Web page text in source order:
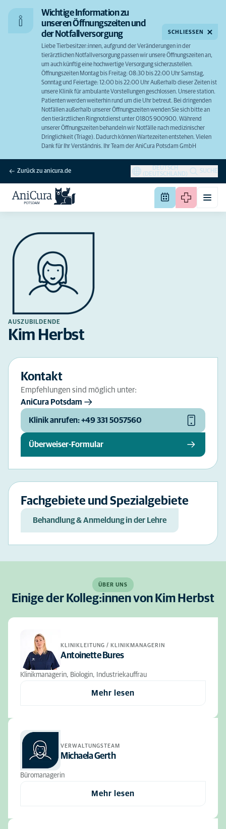
Wichtige Information zu
unseren Öffnungszeiten und
der Notfallversorgung
Liebe Tierbesitzer:innen, aufgrund der Veränderungen in der
tierärztlichen Notfallversorgung passen wir unsere Öffnungszeiten an,
um auch künftig eine hochwertige Versorgung sicherzustellen.
Öffnungszeiten Montag bis Freitag: 08:30 bis 22:00 Uhr Samstag,
Sonntag und Feiertage: 12:00 bis 22:00 Uhr Außerhalb dieser Zeiten ist
unsere Klinik für ambulante Vorstellungen geschlossen. Unsere station.
Patienten werden weiterhin rund um die Uhr betreut. Bei dringenden
Notfällen außerhalb unserer Öffnungszeiten wenden Sie sich bitte an
den tierärztlichen Ringnotdienst unter 01805 900900. Während
unserer Öffnungszeiten behandeln wir Notfälle nach medizinischer
Dringlichkeit (Triage). Dadurch können Wartezeiten entstehen. Vielen
Dank für Ihr Verständnis. Ihr Team der AniCura Potsdam GmbH
SCHLIESSEN
Zurück zu anicura.de
DEUTSCH
(DEUTSCHLAND)
SUCHE
AUSZUBILDENDE
Kim Herbst
Kontakt
Empfehlungen sind möglich unter:
AniCura Potsdam
Klinik anrufen: +49 331 5057560
Überweiser-Formular
Fachgebiete und Spezialgebiete
Behandlung & Anmeldung in der Lehre
ÜBER UNS
Einige der Kolleg:innen von Kim Herbst
KLINIKLEITUNG / KLINIKMANAGERIN
Antoinette Bures
Klinikmanagerin, Biologin, Industriekauffrau
Mehr lesen
VERWALTUNGSTEAM
Michaela Gerth
Büromanagerin
Mehr lesen